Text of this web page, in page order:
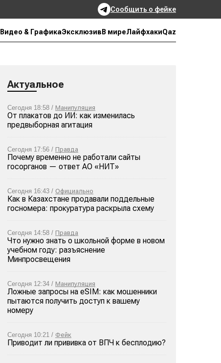
Сообщить о фейке
Видео & ГрафикаЭксклюзив В миреЛайфхакиQaz
Актуальное
Сегодня 18:58 / Манипуляция
От плакатов до ИИ: как изменилась
предвыборная агитация
Сегодня 17:56 / Правда
Почему временно не работали сайты
госорганов — ответ АО «НИТ»
Сегодня 16:43 / Официально
Как в Казахстане продавали поддельные
госномера: прокуратура раскрыла схему
Сегодня 14:58 / Правда
Что нужно знать о школьной форме в новом
учебном году: разъяснение
Минпросвещения
Сегодня 12:34 / Манипуляция
Ложные запросы на eSIM: как мошенники
пытаются получить доступ к вашему
номеру
Сегодня 10:21 / Фейк
Приводит ли прививка от ВПЧ к бесплодию?